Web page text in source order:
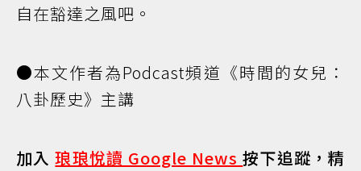
自在豁達之風吧。
●本文作者為Podcast頻道《時間的女兒：
八卦歷史》主講
加入琅琅悅讀 Google News按下追蹤，精